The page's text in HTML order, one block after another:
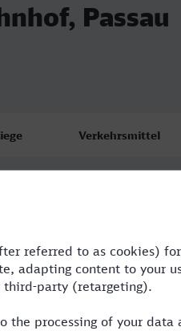
Passau
Verkehrsmittel
BUS,RE,ICE